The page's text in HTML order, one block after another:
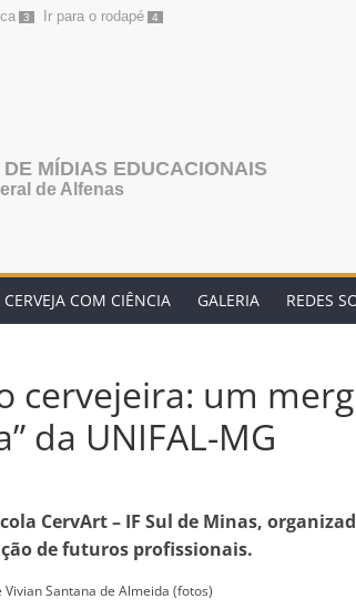
3 Ir para o rodapé 4
MÍDIAS EDUCACIONAIS
de Alfenas
CERVEJA COM CIÊNCIA GALERIA REDES
cervejeira: um
da UNIFAL-MG
CervArt – IF Sul de Minas,
de futuros profissionais.
Santana de Almeida (fotos)